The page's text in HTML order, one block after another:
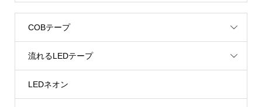
COBテープ
流れるLEDテープ
LEDネオン